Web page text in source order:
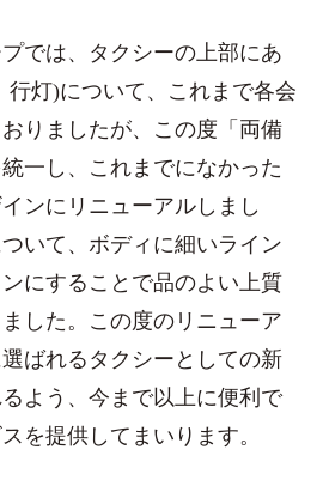
では、タクシーの上部にあ
行灯)について、これまで各会
りましたが、この度「両備
一し、これまでになかった
ンにリニューアルしまし
いて、ボディに細いライン
にすることで品のよい上質
した。この度のリニューア
ばれるタクシーとしての新
よう、今まで以上に便利で
を提供してまいります。